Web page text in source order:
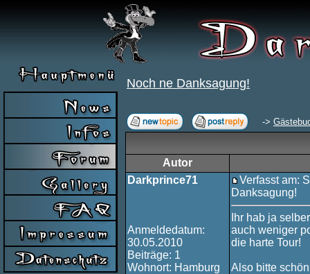
Noch ne Danksagung!
->
Autor
Darkprince71
Anmeldedatum:
30.05.2010
Beiträge: 1
Wohnort: Hamburg
Verfasst am:
Danksagung!
Ihr hab ja
auch weniger
die harte Tour!
Also bitte